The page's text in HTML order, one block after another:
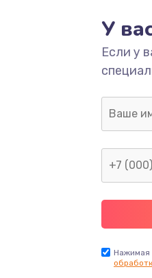
У
Если у
Нажимая